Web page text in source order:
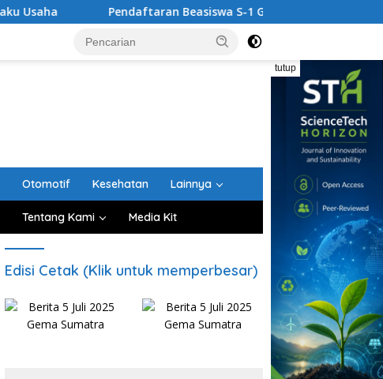
Pendaftaran Beasiswa S-1 Guru PAUD Aceh Diperpanjang hingga
tutup
Otomotif Kesehatan Lainnya
Tentang Kami Media Kit
Edisi Cetak (Klik untuk memperbesar)